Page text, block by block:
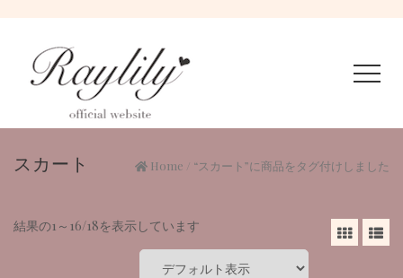
スカート Home / “スカート”に商品をタグ付けしました
結果の1～16/18を表示しています